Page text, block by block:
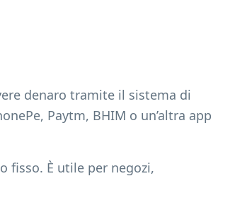
denaro tramite il sistema di
Paytm, BHIM o un’altra app
fisso. È utile per negozi,